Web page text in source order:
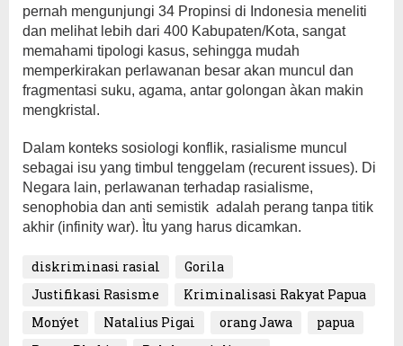
pernah mengunjungi 34 Propinsi di Indonesia meneliti
dan melihat lebih dari 400 Kabupaten/Kota, sangat
memahami tipologi kasus, sehingga mudah
memperkirakan perlawanan besar akan muncul dan
fragmentasi suku, agama, antar golongan àkan makin
mengkristal.
Dalam konteks sosiologi konflik, rasialisme muncul
sebagai isu yang timbul tenggelam (recurent issues). Di
Negara lain, perlawanan terhadap rasialisme,
senophobia dan anti semistik adalah perang tanpa titik
akhir (infinity war). Ìtu yang harus dicamkan.
diskriminasi rasial
Gorila
Justifikasi Rasisme
Kriminalisasi Rakyat Papua
Monýet
Natalius Pigai orang Jawa
papua